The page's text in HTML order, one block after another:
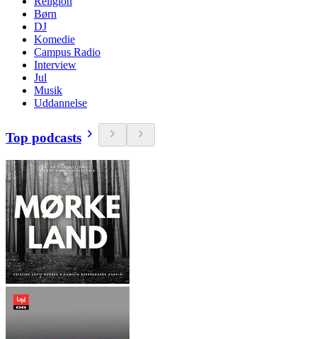
Børn
DJ
Komedie
Campus Radio
Interview
Jul
Musik
Uddannelse
Top podcasts